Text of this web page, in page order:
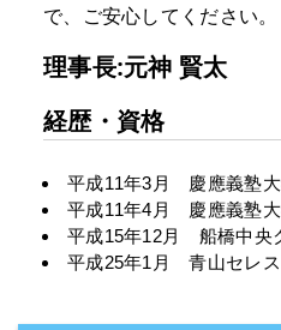
で、ご安心してください。
理事長:元神 賢太
経歴・資格
平成11年3月 慶應義塾
平成11年4月 慶應義塾
平成15年12月 船橋中央
平成25年1月 青山セレ